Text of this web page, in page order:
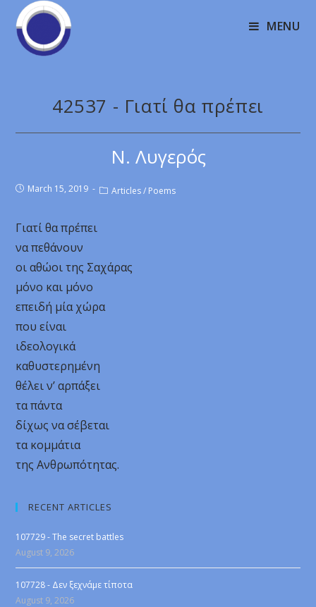
MENU
42537 - Γιατί θα πρέπει
Ν. Λυγερός
March 15, 2019 Articles / Poems
Γιατί θα πρέπει
να πεθάνουν
οι αθώοι της Σαχάρας
μόνο και μόνο
επειδή μία χώρα
που είναι
ιδεολογικά
καθυστερημένη
θέλει ν’ αρπάξει
τα πάντα
δίχως να σέβεται
τα κομμάτια
της Ανθρωπότητας.
RECENT ARTICLES
107729 - The secret battles
August 9, 2026
107728 - Δεν ξεχνάμε τίποτα
August 9, 2026